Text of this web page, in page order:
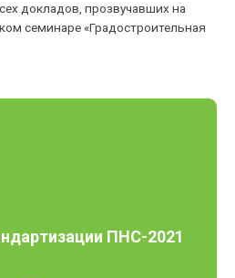
докладов, прозвучавших на
семинаре «Градостроительная
ПНС-2021